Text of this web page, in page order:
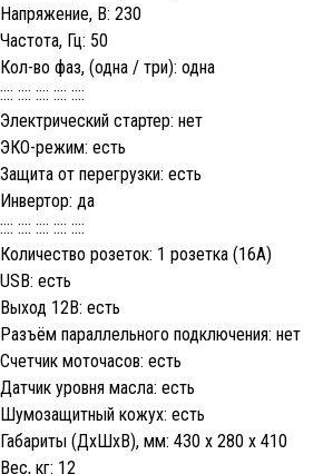
Напряжение, В: 230
Частота, Гц: 50
Кол-во фаз, (одна / три): одна
:::: :::: :::: :::: ::::
Электрический стартер: нет
ЭКО-режим: есть
Защита от перегрузки: есть
Инвертор: да
:::: :::: :::: :::: ::::
Количество розеток: 1 розетка (16A)
USB: есть
Выход 12В: есть
Разъём параллельного подключения: нет
Счетчик моточасов: есть
Датчик уровня масла: есть
Шумозащитный кожух: есть
Габариты (ДхШхВ), мм: 430 х 280 х 410
Вес, кг: 12